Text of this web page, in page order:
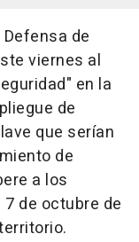
de
viernes al
en la
de
que serían
de
a los
de octubre de